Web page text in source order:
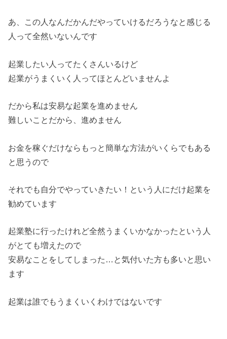
あ、 この人なんだかんだやっていけるだろうなと感じる
人って全然いないんです
起業したい人ってたくさんいるけど
起業がうまくいく人ってほとんどいませんよ
だから私は安易な起業を進めません
難しいことだから、進めません
お金を稼ぐだけならもっと簡単な方法がいくらでもある
と思うので
それでも自分でやっていきたい！ という人にだけ起業を
勧めています
起業塾に行ったけれど全然うまくいかなかったという人
がとても増 えたので
安易なことをしてしまった…と気付いた方も多いと思い
ます
起業は誰でもうまくいくわけではないです